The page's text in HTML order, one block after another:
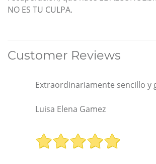
NO ES TU CULPA.
Customer Reviews
Extraordinariamente sencillo y
Luisa Elena Gamez